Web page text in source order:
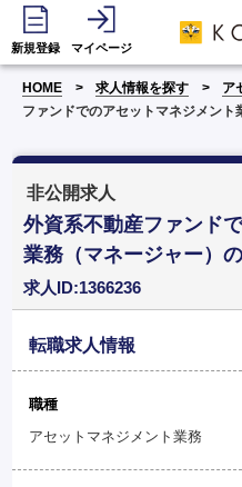
新規登録 マイページ
HOME 求人情報を探す ア
ファンドでのアセットマネジメント
非公開求人
外資系不動産ファンド
業務（マネージャー）
求人ID:1366236
転職求人情報
職種
アセットマネジメント業務